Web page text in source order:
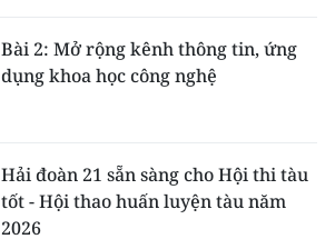
Bài 2: Mở rộng kênh thông tin, ứng
dụng khoa học công nghệ
Hải đoàn 21 sẵn sàng cho Hội thi tàu
tốt - Hội thao huấn luyện tàu năm
2026